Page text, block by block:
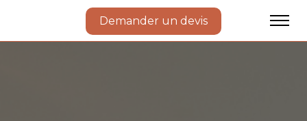
Demander un devis